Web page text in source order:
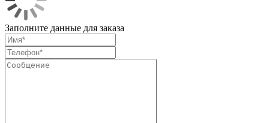
Заполните данные для заказа